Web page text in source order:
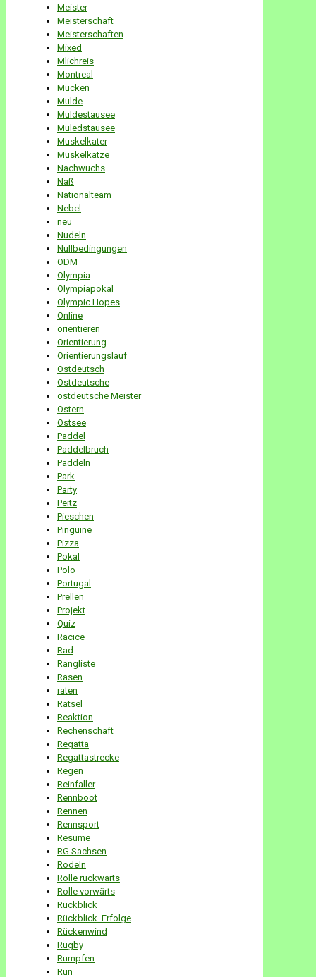
Meister
Meisterschaft
Meisterschaften
Mixed
Mlichreis
Montreal
Mücken
Mulde
Muldestausee
Muledstausee
Muskelkater
Muskelkatze
Nachwuchs
Naß
Nationalteam
Nebel
neu
Nudeln
Nullbedingungen
ODM
Olympia
Olympiapokal
Olympic Hopes
Online
orientieren
Orientierung
Orientierungslauf
Ostdeutsch
Ostdeutsche
ostdeutsche Meister
Ostern
Ostsee
Paddel
Paddelbruch
Paddeln
Park
Party
Peitz
Pieschen
Pinguine
Pizza
Pokal
Polo
Portugal
Prellen
Projekt
Quiz
Racice
Rad
Rangliste
Rasen
raten
Rätsel
Reaktion
Rechenschaft
Regatta
Regattastrecke
Regen
Reinfaller
Rennboot
Rennen
Rennsport
Resume
RG Sachsen
Rodeln
Rolle rückwärts
Rolle vorwärts
Rückblick
Rückblick. Erfolge
Rückenwind
Rugby
Rumpfen
Run